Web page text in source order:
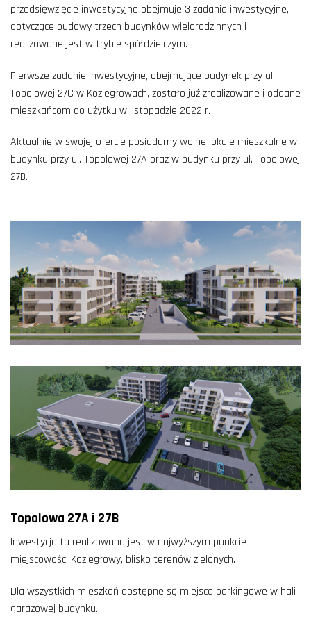
przedsięwzięcie inwestycyjne obejmuje 3 zadania inwestycyjne,
dotyczące budowy trzech budynków wielorodzinnych i
realizowane jest w trybie spółdzielczym.
Pierwsze zadanie inwestycyjne, obejmujące budynek przy ul
Topolowej 27C w Koziegłowach, zostało już zrealizowane i oddane
mieszkańcom do użytku w listopadzie 2022 r.
Aktualnie w swojej ofercie posiadamy wolne lokale mieszkalne w
budynku przy ul. Topolowej 27A oraz w budynku przy ul. Topolowej
27B.
Topolowa 27A i 27B
Inwestycja ta realizowana jest w najwyższym punkcie
miejscowości Koziegłowy, blisko terenów zielonych.
Dla wszystkich mieszkań dostępne są miejsca parkingowe w hali
garażowej budynku.